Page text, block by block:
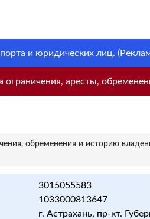
и юридических лиц.
аресты,
обременения и историю
3015055583
1033000813647
г. Астрахань, пр-кт.